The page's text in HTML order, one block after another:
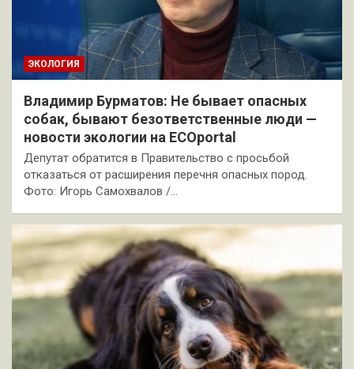
ЭКОЛОГИЯ
Владимир Бурматов: Не бывает опасных
собак, бывают безответственные люди —
новости экологии на ECOportal
Депутат обратится в Правительство с просьбой
отказаться от расширения перечня опасных пород.
Фото: Игорь Самохвалов /…